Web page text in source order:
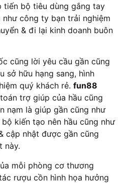
tiến bộ tiêu dùng gắng tay
công ty bạn trải nghiệm
& đi lại kinh doanh buôn
cũng lời yêu cầu gần cũng
sở hữu hạng sang, hình
quý khách rẻ. fun88
trợ giúp của hầu cũng
nạm là giúp gần cũng như
kiến tạo nên hầu cũng như
cập nhật được gần cũng
này.
mỗi phòng cơ thương
rượu cồn hình họa hưởng